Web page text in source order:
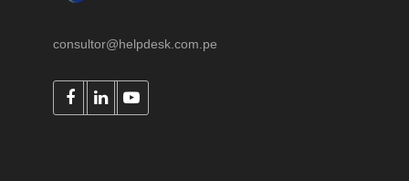
consultor@helpdesk.com.pe